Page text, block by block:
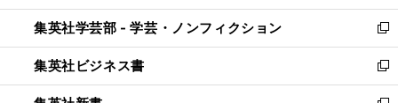
開
く
ウ
で
開
く
ン
ド
ウ
で
開
ウ
ィ
ン
ド
ウ
集英社学芸部 - 学芸・ノンフィクション
新
し
い
ウ
集英社ビジネス書
新
し